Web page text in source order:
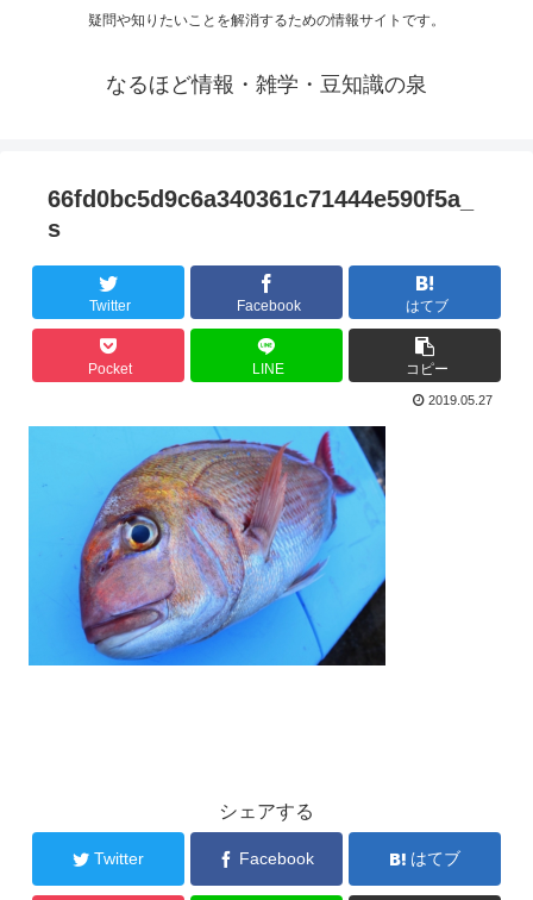
疑問や知りたいことを解消するための情報サイトです。
なるほど情報・雑学・豆知識の泉
66fd0bc5d9c6a340361c71444e590f5a_
s
Twitter Facebook はてブ
Pocket LINE コピー
2019.05.27
シェアする
Twitter Facebook はてブ